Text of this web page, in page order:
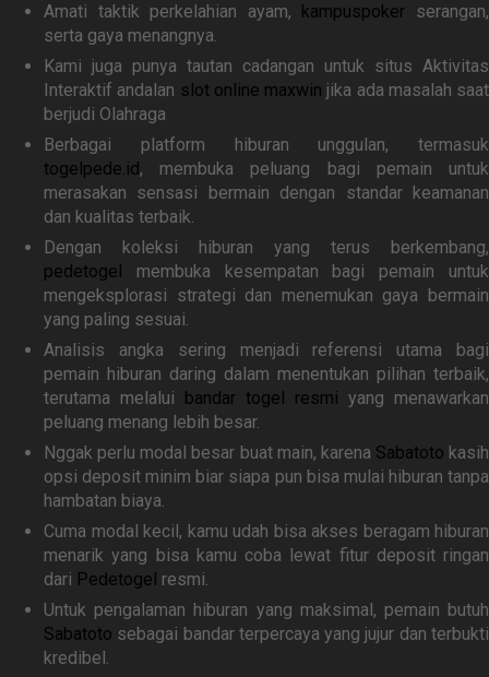
Amati taktik perkelahian ayam, kampuspoker serangan,
serta gaya menangnya.
Kami juga punya tautan cadangan untuk situs Aktivitas
Interaktif andalan slot online maxwin jika ada masalah saat
berjudi Olahraga
Berbagai platform hiburan unggulan, termasuk
togelpede.id , membuka peluang bagi pemain untuk
merasakan sensasi bermain dengan standar keamanan
dan kualitas terbaik.
Dengan koleksi hiburan yang terus berkembang,
pedetogel
membuka kesempatan bagi pemain untuk
mengeksplorasi strategi dan menemukan gaya bermain
yang paling sesuai.
Analisis angka sering menjadi referensi utama bagi
pemain hiburan daring dalam menentukan pilihan terbaik,
terutama melalui
bandar togel resmi yang menawarkan
peluang menang lebih besar.
Nggak perlu modal besar buat main, karena Sabatoto kasih
opsi deposit minim biar siapa pun bisa mulai hiburan tanpa
hambatan biaya.
Cuma modal kecil, kamu udah bisa akses beragam hiburan
menarik yang bisa kamu coba lewat fitur deposit ringan
dari Pedetogel resmi.
Untuk pengalaman hiburan yang maksimal, pemain butuh
Sabatoto sebagai bandar terpercaya yang jujur dan terbukti
kredibel.